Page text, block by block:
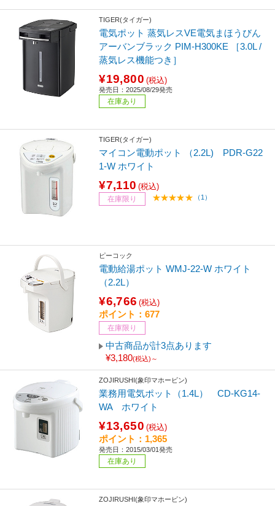
TIGER(タイガー)
電気ポット 蒸気レスVE電気まほうびん
アーバンブラック PIM-H300KE ［3.0L /
蒸気レス機能つき］
¥19,800 (税込)
発売日：2025/08/29発売
在庫あり
TIGER(タイガー)
マイコン電動ポット （2.2L) PDR-G22
1-W ホワイト
¥7,110 (税込)
在庫限り （1）
ピーコック
電動給湯ポット WMJ-22-W ホワイト
（2.2L）
¥6,766 (税込)
ポイント：677
在庫限り
中古商品が計3点あります
¥3,180(税込)～
ZOJIRUSHI(象印マホービン)
業務用電気ポット（1.4L） CD-KG14-
WA ホワイト
¥13,650 (税込)
ポイント：1,365
発売日：2015/03/01発売
在庫あり
ZOJIRUSHI(象印マホービン)